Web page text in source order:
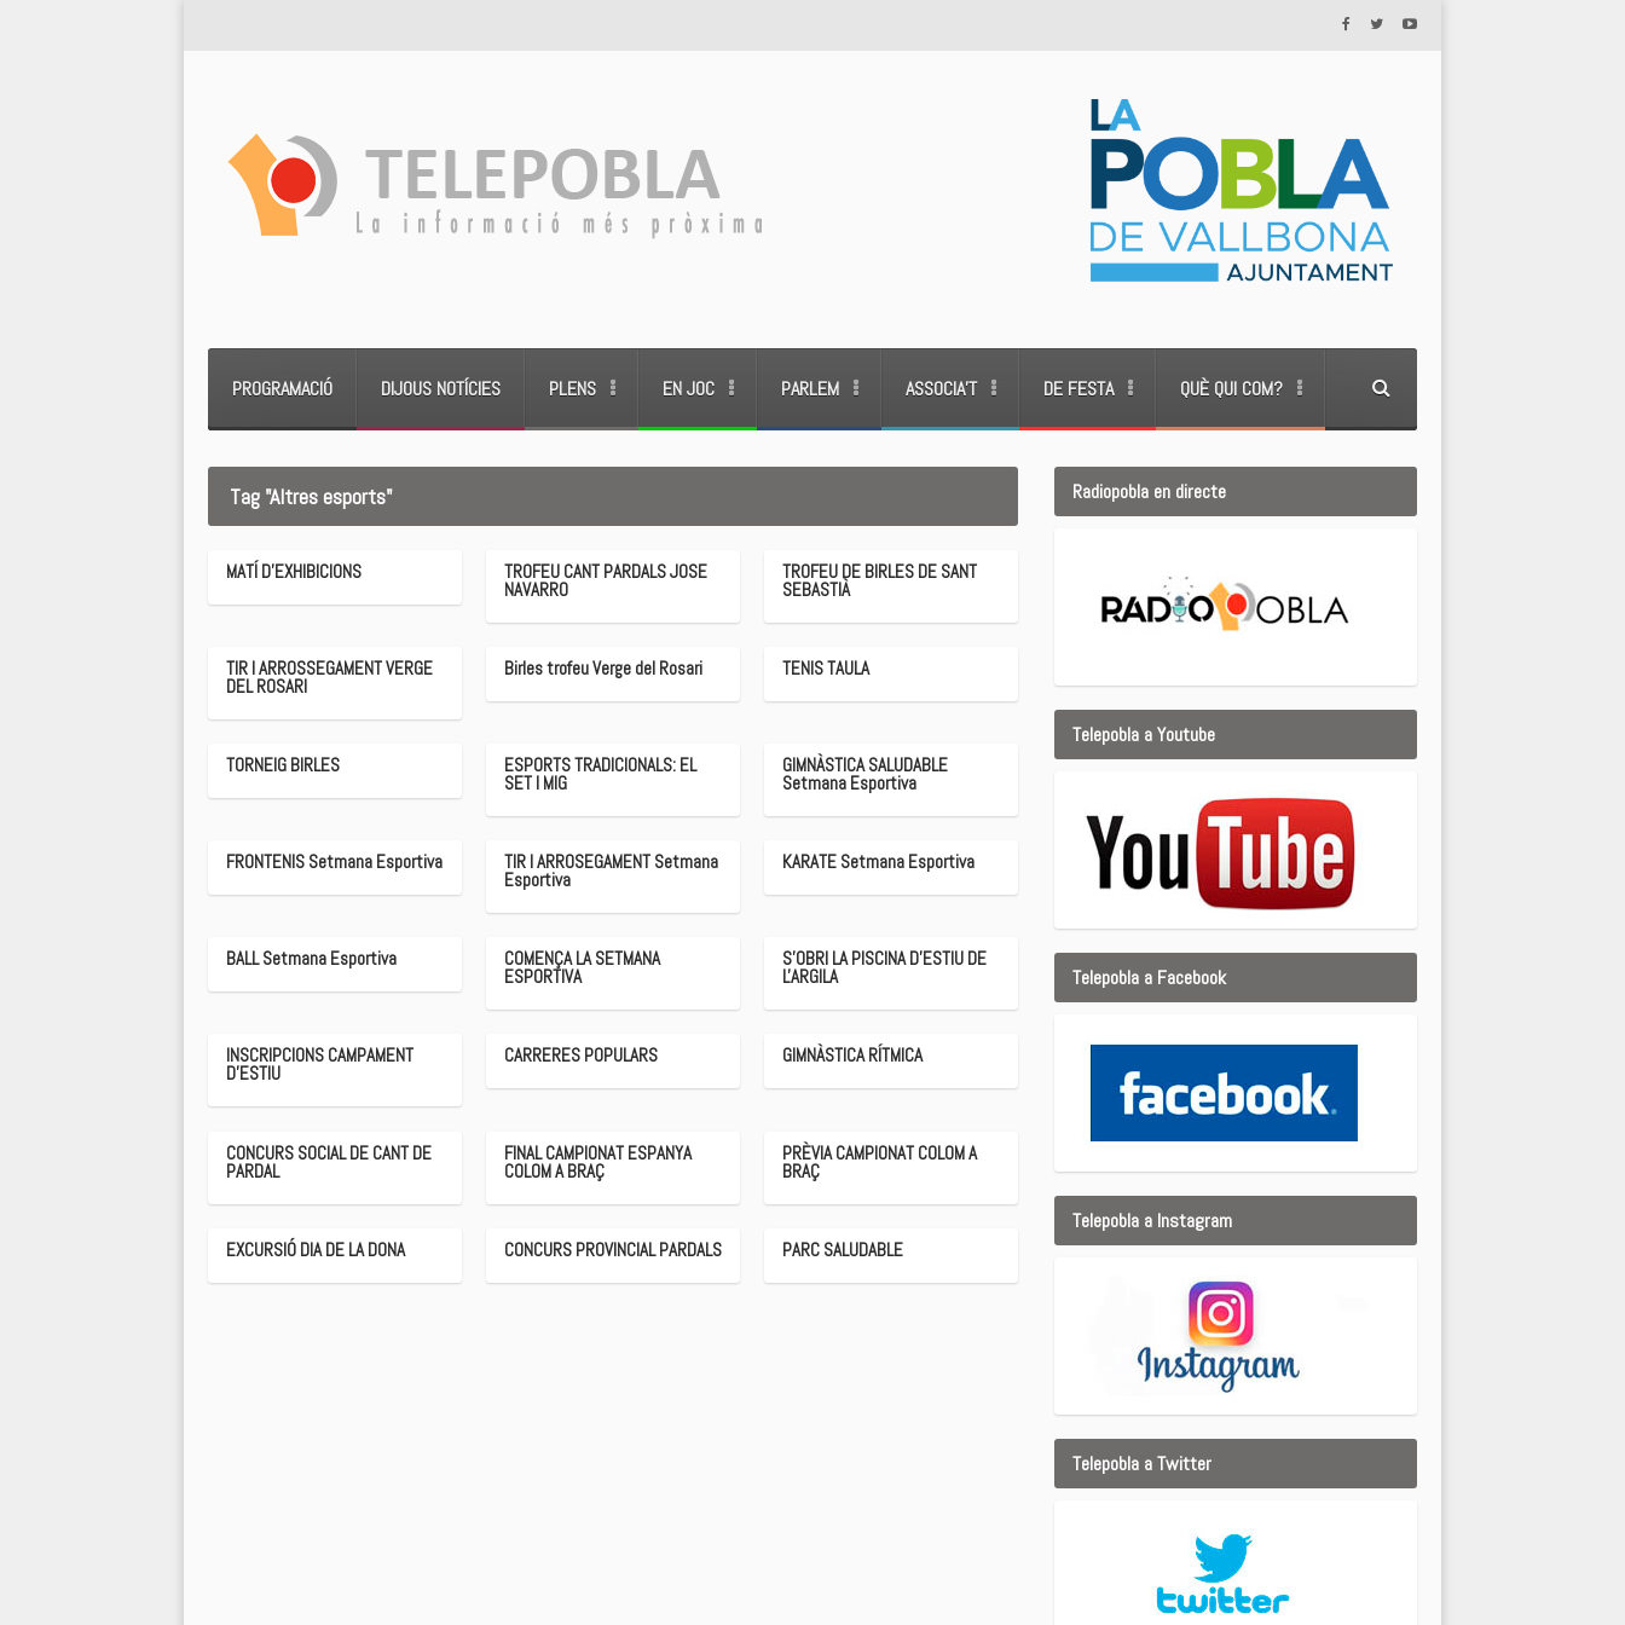
PROGRAMACIÓ DIJOUS NOTÍCIES PLENS EN JOC PARLEM ASSOCIA’T DE FESTA QUÈ QUI COM?
Tag "Altres esports"
MATÍ D’EXHIBICIONS TROFEU CANT PARDALS JOSE
NAVARRO
TROFEU DE BIRLES DE SANT
SEBASTIÀ
TIR I ARROSSEGAMENT VERGE
DEL ROSARI
Birles trofeu Verge del Rosari TENIS TAULA
TORNEIG BIRLES ESPORTS TRADICIONALS: EL
SET I MIG
GIMNÀSTICA SALUDABLE
Setmana Esportiva
FRONTENIS Setmana Esportiva TIR I ARROSEGAMENT Setmana
Esportiva
KARATE Setmana Esportiva
BALL Setmana Esportiva COMENÇA LA SETMANA
ESPORTIVA
S'OBRI LA PISCINA D'ESTIU DE
L'ARGILA
INSCRIPCIONS CAMPAMENT
D'ESTIU
CARRERES POPULARS GIMNÀSTICA RÍTMICA
CONCURS SOCIAL DE CANT DE
PARDAL
FINAL CAMPIONAT ESPANYA
COLOM A BRAÇ
PRÈVIA CAMPIONAT COLOM A
BRAÇ
EXCURSIÓ DIA DE LA DONA CONCURS PROVINCIAL PARDALS PARC SALUDABLE
Radiopobla en directe
Telepobla a Youtube
Telepobla a Facebook
Telepobla a Instagram
Telepobla a Twitter